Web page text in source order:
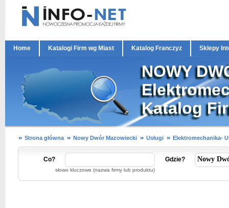
Home Katalogi Firm wg Miast Katalog Franczyz Sklepy
NOWY
Katalog
Strona główna Nowy Dwór Mazowiecki Usługi Elektromechanika-
Co?
słowo kluczowe (nazwa firmy lub produktu)
Gdzie?